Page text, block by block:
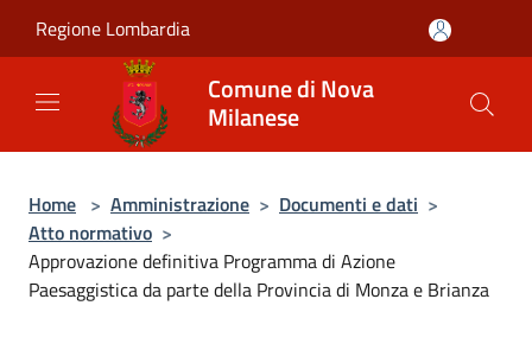
Regione Lombardia
Comune di Nova
Milanese
Home > Amministrazione > Documenti e dati >
Atto normativo >
Approvazione definitiva Programma di Azione
Paesaggistica da parte della Provincia di Monza e Brianza